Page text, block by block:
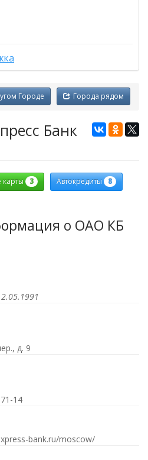
Города рядом
Городе
Банк
карты 3 Автокредиты 8
о ОАО КБ
д. 9
14
bank.ru/moscow/